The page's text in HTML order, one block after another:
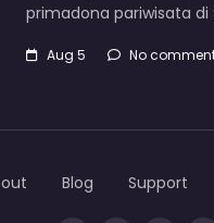
primadona pariwisata di
Aug 5 No
Blog Support